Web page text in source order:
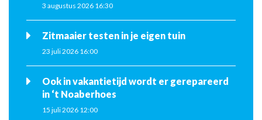
3 augustus 2026 16:30
Zitmaaier testen in je eigen tuin
23 juli 2026 16:00
Ook in vakantietijd wordt er gerepareerd
in ‘t Noaberhoes
15 juli 2026 12:00